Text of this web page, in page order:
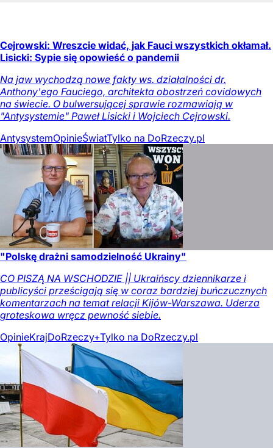
Cejrowski: Wreszcie widać, jak Fauci wszystkich okłamał.
Lisicki: Sypie się opowieść o pandemii
Na jaw wychodzą nowe fakty ws. działalności dr.
Anthony'ego Fauciego, architekta obostrzeń covidowych
na świecie. O bulwersującej sprawie rozmawiają w
"Antysystemie" Paweł Lisicki i Wojciech Cejrowski.
AntysystemOpinieŚwiatTylko na DoRzeczy.pl
"Polskę drażni samodzielność Ukrainy"
CO PISZĄ NA WSCHODZIE || Ukraińscy dziennikarze i
publicyści prześcigają się w coraz bardziej buńczucznych
komentarzach na temat relacji Kijów-Warszawa. Uderza
groteskowa wręcz pewność siebie.
OpinieKrajDoRzeczy+Tylko na DoRzeczy.pl